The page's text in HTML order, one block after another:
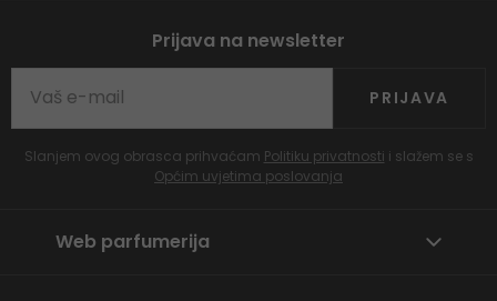
Prijava na newsletter
PRIJAVA
Slanjem ovog obrasca prihvaćam Politiku privatnosti i slažem se s
Općim uvjetima poslovanja
Web parfumerija